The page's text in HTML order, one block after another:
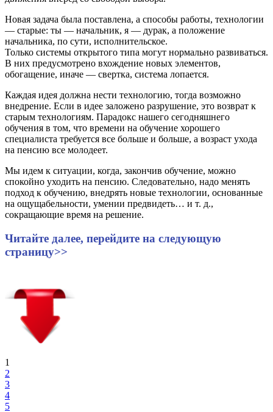
Новая задача была поставлена, а способы работы, технологии
— старые: ты — начальник, я — дурак, а положение
начальника, по сути, исполнительское.
Только системы открытого типа могут нормально развиваться.
В них предусмотрено вхождение новых элементов,
обогащение, иначе — свертка, система лопается.
Каждая идея должна нести технологию, тогда возможно
внедрение. Если в идее заложено разрушение, это возврат к
старым технологиям. Парадокс нашего сегодняшнего
обучения в том, что времени на обучение хорошего
специалиста требуется все больше и больше, а возраст ухода
на пенсию все молодеет.
Мы идем к ситуации, когда, закончив обучение, можно
спокойно уходить на пенсию. Следовательно, надо менять
подход к обучению, внедрять новые технологии, основанные
на ощущабельности, умении предвидеть… и т. д.,
сокращающие время на решение.
Читайте далее, перейдите на следующую
страницу>>
1
2
3
4
5